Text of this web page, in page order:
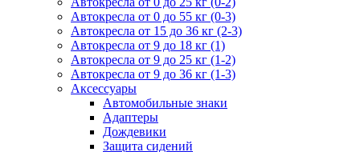
Автокресла от 0 до 55 кг (0-3)
Автокресла от 15 до 36 кг (2-3)
Автокресла от 9 до 18 кг (1)
Автокресла от 9 до 25 кг (1-2)
Автокресла от 9 до 36 кг (1-3)
Аксессуары
Автомобильные знаки
Адаптеры
Дождевики
Защита сидений